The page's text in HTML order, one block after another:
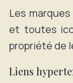
Les
et toutes
propriété de
Liens